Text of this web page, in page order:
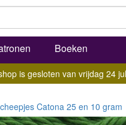
Boeken
is gesloten van vrijdag 24
Catona 25 en 10 gram